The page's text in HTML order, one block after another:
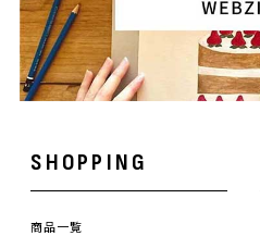
SHOPPING
商品一覧